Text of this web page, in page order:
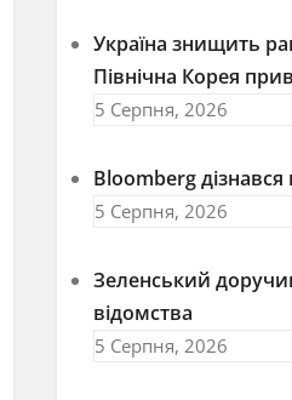
Україна знищить
Північна Корея
5 Серпня, 2026
Bloomberg дізнався
5 Серпня, 2026
Зеленський
відомства
5 Серпня, 2026